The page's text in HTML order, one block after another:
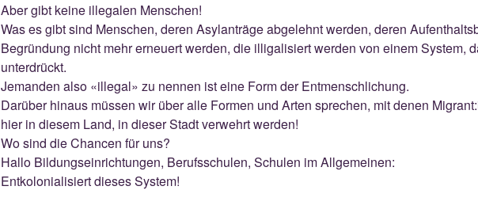
Aber gibt keine illegalen Menschen!
Was es gibt sind Menschen, deren Asylanträge abgelehnt werden, deren
Begründung nicht mehr erneuert werden, die illigalisiert werden von einem System,
unterdrückt.
Jemanden also «illegal» zu nennen ist eine Form der Entmenschlichung.
Darüber hinaus müssen wir über alle Formen und Arten sprechen, mit denen
hier in diesem Land, in dieser Stadt verwehrt werden!
Wo sind die Chancen für uns?
Hallo Bildungseinrichtungen, Berufsschulen, Schulen im Allgemeinen:
Entkolonialisiert dieses System!